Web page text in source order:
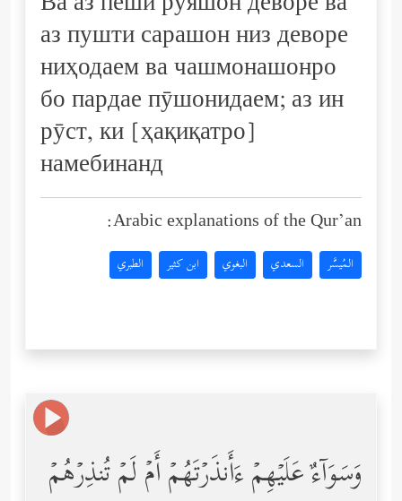
аз пушти сарашон низ деворе
ниҳодаем ва чашмонашонро
бо пардае пӯшонидаем; аз ин
рӯст, ки [ҳақиқатро]
намебинанд
Arabic explanations of the Qur’an:
المُيسَّر السعدي البغوي ابن كثير الطبري
وَسَوَاۤءٌ عَلَیۡهِمۡ ءَأَنذَرۡتَهُمۡ أَمۡ لَمۡ تُنذِرۡهُمۡ